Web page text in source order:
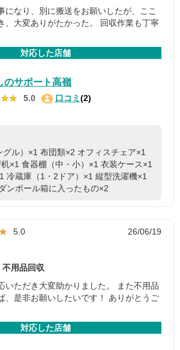
になり、別に搬送をお願いしたが、ここ
、大変ありがたかった。 回収作業も丁寧
対応した店舗
のサポート高嶺
5.0 口コミ (2)
グル）×1 布団類×2 オフィスチェア×1
×1 食器棚（中・小）×1 衣装ケース×1
冷蔵庫（1・2ドア）×1 縦型洗濯機×1
ンボール箱に入ったもの×2
5.0
26/06/19
用品回収
いただき大変助かりました。 また不用品
、是非お願いしたいです！ ありがとうご
対応した店舗